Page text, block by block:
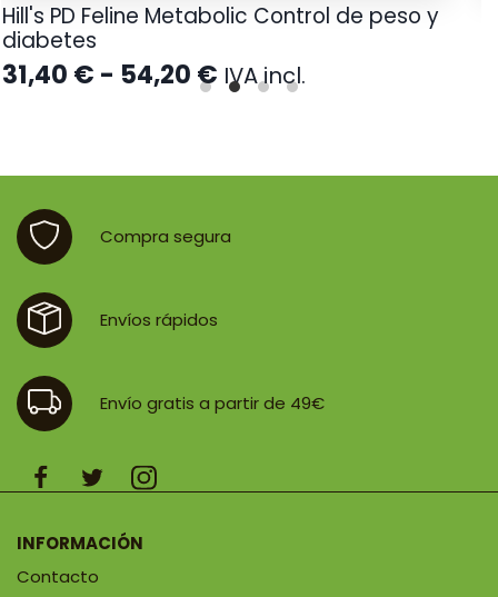
Hill's PD Feline Metabolic Control de peso y
diabetes
31,40 € - 54,20 €Rango
de
31,40 €
IVA incl.
Compra segura
Envíos rápidos
Envío gratis a partir de 49€
INFORMACIÓN
Contacto